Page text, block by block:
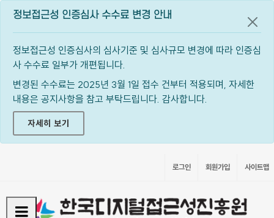
정보접근성 인증심사 수수료 변경 안내
정보접근성 인증심사의 심사기준 및 심사규모 변경에 따라 인증심
사 수수료 일부가 개편됩니다.
변경된 수수료는 2025년 3월 1일 접수 건부터 적용되며, 자세한
내용은 공지사항을 참고 부탁드립니다. 감사합니다.
자세히 보기
공지
로그인 회원가입 사이트맵